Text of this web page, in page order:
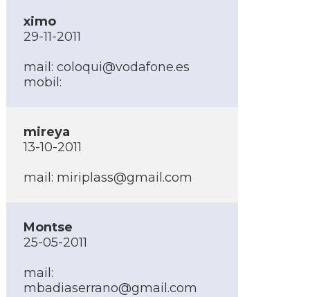
ximo
29-11-2011
mail: coloqui@vodafone.es
mobil:
mireya
13-10-2011
mail: miriplass@gmail.com
Montse
25-05-2011
mail:
mbadiaserrano@gmail.com